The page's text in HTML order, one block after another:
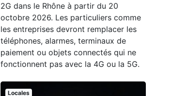
2G dans le Rhône à partir du 20
octobre 2026. Les particuliers comme
les entreprises devront remplacer les
téléphones, alarmes, terminaux de
paiement ou objets connectés qui ne
fonctionnent pas avec la 4G ou la 5G.
Locales